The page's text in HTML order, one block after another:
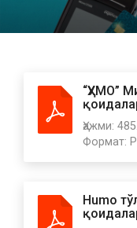
“ҲУМО”
Ҳажми:
Формат:
Humo